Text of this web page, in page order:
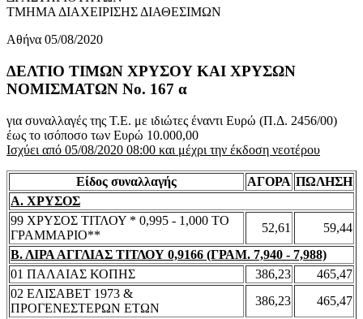
ΤΜΗΜΑ ΔΙΑΧΕΙΡΙΣΗΣ ΔΙΑΘΕΣΙΜΩΝ
Αθήνα 05/08/2020
ΔΕΛΤΙΟ ΤΙΜΩΝ ΧΡΥΣΟΥ ΚΑΙ ΧΡΥΣΩΝ
ΝΟΜΙΣΜΑΤΩΝ No. 167 α
για συναλλαγές της Τ.Ε. με ιδιώτες έναντι Ευρώ (Π.Δ. 2456/00)
έως το ισόποσο των Ευρώ 10.000,00
Ισχύει από 05/08/2020 08:00 και μέχρι την έκδοση νεοτέρου
Είδος συναλλαγής ΑΓΟΡΑ ΠΩΛΗΣΗ
Α. ΧΡΥΣΟΣ
99 ΧΡΥΣΟΣ ΤΙΤΛΟΥ * 0,995 - 1,000 ΤΟ
ΓΡΑΜΜΑΡΙΟ**
52,61
59,44
Β. ΛΙΡΑ ΑΓΓΛΙΑΣ ΤΙΤΛΟΥ 0,9166 (ΓΡΑΜ. 7,940 - 7,988)
01 ΠΑΛΑΙΑΣ ΚΟΠΗΣ
386,23
465,47
02 ΕΛΙΣΑΒΕΤ 1973 &
ΠΡΟΓΕΝΕΣΤΕΡΩΝ ΕΤΩΝ
386,23
465,47